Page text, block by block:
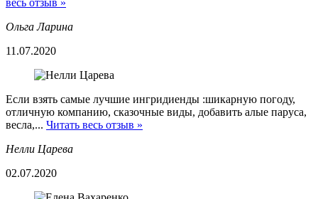
весь отзыв »
Ольга Ларина
11.07.2020
Если взять самые лучшие ингридиенды :шикарную погоду,
отличную компанию, сказочные виды, добавить алые паруса,
весла,... Читать весь отзыв »
Нелли Царева
02.07.2020